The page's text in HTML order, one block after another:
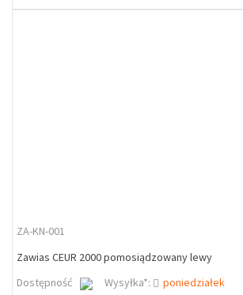
ZA-KN-001
Zawias CEUR 2000 pomosiądzowany lewy
Dostępność
Wysyłka*: poniedziałek